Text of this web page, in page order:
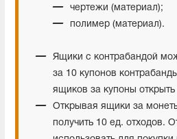
чертежи (материал);
полимер (материал).
Ящики с контрабандой
за 10 купонов
ящиков за купоны открыть
Открывая ящики за
получить 10 ед. отходов.